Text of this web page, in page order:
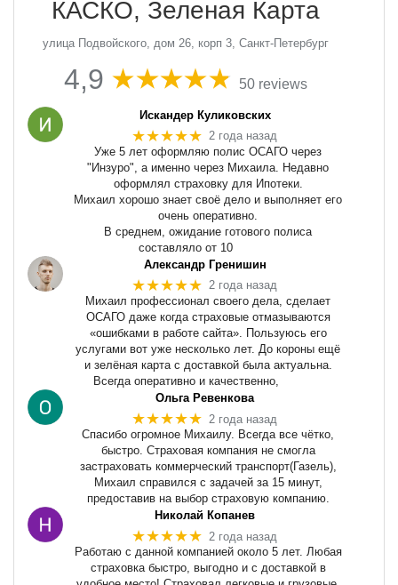
КАСКО, Зеленая Карта
улица Подвойского, дом 26, корп 3, Санкт-Петербург
4,9 50 reviews
Искандер Куликовских
★★★★★ 2 года назад
Уже 5 лет оформляю полис ОСАГО через
"Инзуро", а именно через Михаила. Недавно
оформлял страховку для Ипотеки.
Михаил хорошо знает своё дело и выполняет его
очень оперативно.
В среднем, ожидание готового полиса
составляло от 10
Александр Гренишин
★★★★★ 2 года назад
Михаил профессионал своего дела, сделает
ОСАГО даже когда страховые отмазываются
«ошибками в работе сайта». Пользуюсь его
услугами вот уже несколько лет. До короны ещё
и зелёная карта с доставкой была актуальна.
Всегда оперативно и качественно,
Ольга Ревенкова
★★★★★ 2 года назад
Спасибо огромное Михаилу. Всегда все чётко,
быстро. Страховая компания не смогла
застраховать коммерческий транспорт(Газель),
Михаил справился с задачей за 15 минут,
предоставив на выбор страховую компанию.
Николай Копанев
★★★★★ 2 года назад
Работаю с данной компанией около 5 лет. Любая
страховка быстро, выгодно и с доставкой в